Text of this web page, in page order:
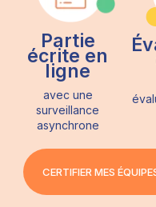
Partie
écrite en
ligne
avec une
surveillance
asynchrone
CERTIFIER MES